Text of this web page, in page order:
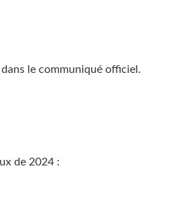
le communiqué officiel.
de 2024 :